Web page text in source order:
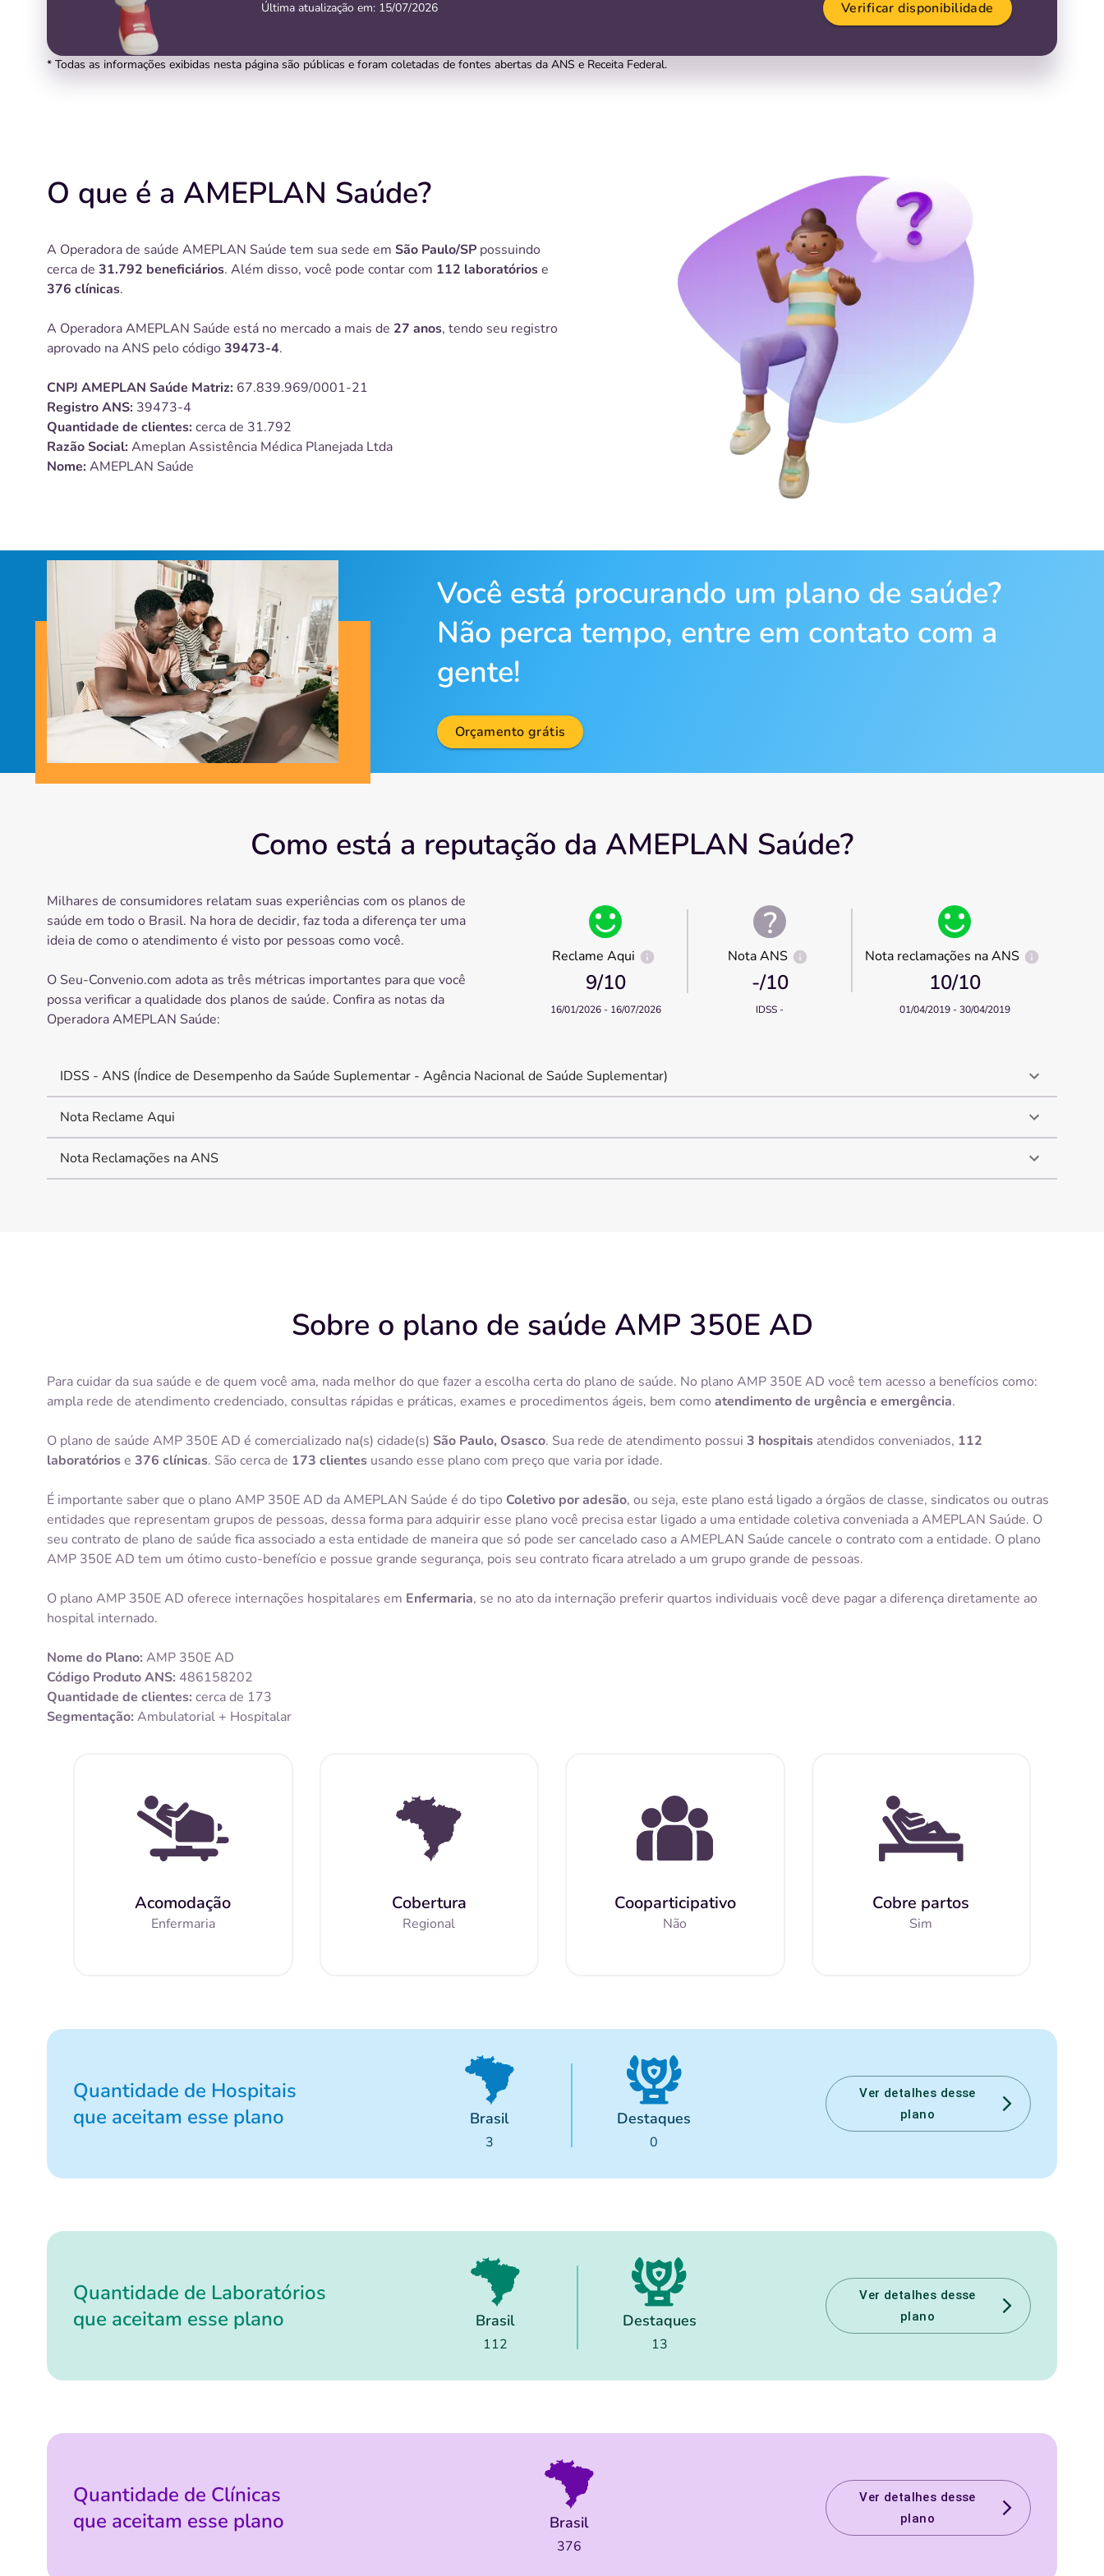
Última atualização em: 15/07/2026 Verificar disponibilidade
* Todas as informações exibidas nesta página são públicas e foram coletadas de fontes abertas da ANS e Receita Federal.
O que é a AMEPLAN Saúde?
A Operadora de saúde AMEPLAN Saúde tem sua sede em São Paulo/SP possuindo
cerca de 31.792 beneficiários. Além disso, você pode contar com 112 laboratóriose
376 clínicas.
A Operadora AMEPLAN Saúde está no mercado a mais de 27 anos, tendo seu registro
aprovado na ANS pelo código39473-4.
CNPJ AMEPLAN Saúde Matriz: 67.839.969/0001-21
Registro ANS: 39473-4
Quantidade de clientes:cerca de 31.792
Razão Social:Ameplan Assistência Médica Planejada Ltda
Nome:AMEPLAN Saúde
Você está procurando um plano de saúde?
Não perca tempo, entre em contato com a
gente!
Orçamento grátis
Como está a reputação da AMEPLAN Saúde?
Milhares de consumidores relatam suas experiências com os planos de
saúde em todo o Brasil. Na hora de decidir, faz toda a diferença ter uma
ideia de como o atendimento é visto por pessoas como você.
O Seu-Convenio.com adota as três métricas importantes para que você
possa verificar a qualidade dos planos de saúde. Confira as notas da
OperadoraAMEPLAN Saúde:
Reclame Aqui
9/10
16/01/2026 - 16/07/2026
Nota ANS
-/10
IDSS -
Nota reclamações na ANS
10/10
01/04/2019 - 30/04/2019
IDSS - ANS (Índice de Desempenho da Saúde Suplementar - Agência Nacional de Saúde Suplementar)
Nota Reclame Aqui
Nota Reclamações na ANS
Sobre o plano de saúde AMP 350E AD
Para cuidar da sua saúde e de quem você ama, nada melhor do que fazer a escolha certa do plano de saúde. No plano AMP 350E AD você tem acesso a benefícios como:
ampla rede de atendimento credenciado, consultas rápidas e práticas, exames e procedimentos ágeis, bem como atendimento de urgência e emergência.
O plano de saúde AMP 350E AD é comercializado na(s) cidade(s) São Paulo, Osasco. Sua rede de atendimento possui 3 hospitais atendidos conveniados, 112
laboratóriose 376 clínicas. São cerca de 173 clientes usando esse plano com preço que varia por idade.
É importante saber que o plano AMP 350E AD da AMEPLAN Saúde é do tipo Coletivo por adesão, ou seja, este plano está ligado a órgãos de classe, sindicatos ou outras
entidades que representam grupos de pessoas, dessa forma para adquirir esse plano você precisa estar ligado a uma entidade coletiva conveniada a AMEPLAN Saúde. O
seu contrato de plano de saúde fica associado a esta entidade de maneira que só pode ser cancelado caso a AMEPLAN Saúde cancele o contrato com a entidade. O plano
AMP 350E AD tem um ótimo custo-benefício e possue grande segurança, pois seu contrato ficara atrelado a um grupo grande de pessoas.
O plano AMP 350E AD oferece internações hospitalares em Enfermaria, se no ato da internação preferir quartos individuais você deve pagar a diferença diretamente ao
hospital internado.
Nome do Plano: AMP 350E AD
Código Produto ANS: 486158202
Quantidade de clientes: cerca de 173
Segmentação: Ambulatorial + Hospitalar
Acomodação
Enfermaria
Cobertura
Regional
Cooparticipativo
Não
Cobre partos
Sim
Quantidade de Hospitais
que aceitam esse plano
Brasil
3
Destaques
0
Ver detalhes desse
plano
Quantidade de Laboratórios
que aceitam esse plano
Brasil
112
Destaques
13
Ver detalhes desse
plano
Quantidade de Clínicas
que aceitam esse plano
Brasil
376
Ver detalhes desse
plano